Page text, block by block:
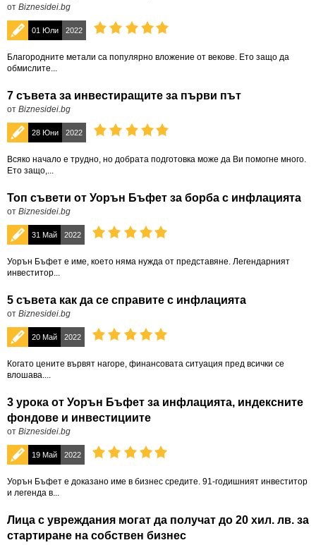
от Biznesidei.bg
01 Юли 2022
Благородните метали са популярно вложение от векове. Ето защо да
обмислите...
7 съвета за инвестиращите за първи път
от Biznesidei.bg
28 Юни 2022
Всяко начало е трудно, но добрата подготовка може да Ви помогне много.
Ето защо,...
Топ съвети от Уорън Бъфет за борба с инфлацията
от Biznesidei.bg
31 Май 2022
Уорън Бъфет е име, което няма нужда от представяне. Легендарният
инвеститор...
5 съвета как да се справите с инфлацията
от Biznesidei.bg
20 Май 2022
Когато цените вървят нагоре, финансовата ситуация пред всички се
влошава....
3 урока от Уорън Бъфет за инфлацията, индексните
фондове и инвестициите
от Biznesidei.bg
19 Май 2022
Уорън Бъфет е доказано име в бизнес средите. 91-годишният инвеститор
и легенда в...
Лица с увреждания могат да получат до 20 хил. лв. за
стартиране на собствен бизнес